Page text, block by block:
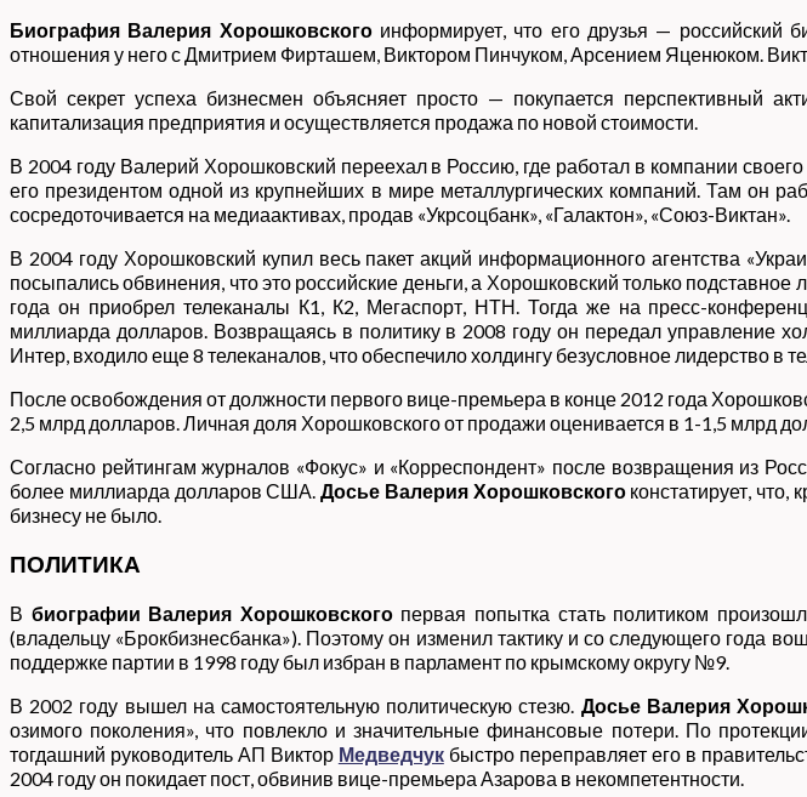
Биография Валерия Хорошковскогоинформирует, что его друзья — российский
отношения у него с Дмитрием Фирташем, Виктором Пинчуком, Арсением Яценюком.
Свой секрет успеха бизнесмен объясняет просто — покупается перспективный
капитализация предприятия и осуществляется продажа по новой стоимости.
В 2004 году Валерий Хорошковский переехал в Россию, где работал в компании
его президентом одной из крупнейших в мире металлургических компаний. Там он
сосредоточивается на медиаактивах, продав «Укрсоцбанк», «Галактон», «Союз-Виктан».
В 2004 году Хорошковский купил весь пакет акций информационного агентства
посыпались обвинения, что это российские деньги, а Хорошковский только
года он приобрел телеканалы К1, К2, Мегаспорт, НТН. Тогда же на пресс-
миллиарда долларов. Возвращаясь в политику в 2008 году он передал управление
Интер, входило еще 8 телеканалов, что обеспечило холдингу безусловное лидерство в
После освобождения от должности первого вице-премьера в конце 2012 года
2,5 млрд долларов. Личная доля Хорошковского от продажи оценивается в 1-1,5 млрд
Согласно рейтингам журналов «Фокус» и «Корреспондент» после возвращения из
более миллиарда долларов США.Досье Валерия Хорошковскогоконстатирует, что,
бизнесу не было.
ПОЛИТИКА
В биографии Валерия Хорошковскогопервая попытка стать политиком
(владельцу «Брокбизнесбанка»). Поэтому он изменил тактику и со следующего
поддержке партии в 1998 году был избран в парламент по крымскому округу №9.
В 2002 году вышел на самостоятельную политическую стезю. Досье Валерия
озимого поколения», что повлекло и значительные финансовые потери. По
тогдашний руководитель АП Виктор Медведчукбыстро переправляет его в
2004 году он покидает пост, обвинив вице-премьера Азарова в некомпетентности.